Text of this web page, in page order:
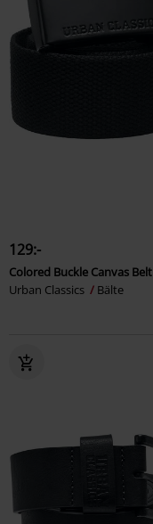
129:-
Colored Buckle Canvas Belt
Urban Classics
Bälte